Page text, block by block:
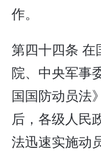
作。
第四十四条 在
院、中央军事
国国防动员法
后，各级人民
法迅速实施动